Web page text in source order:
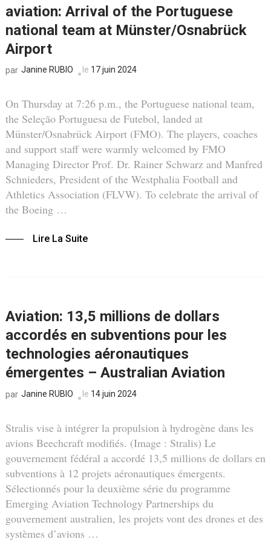
aviation: Arrival of the Portuguese
national team at Münster/Osnabrück
Airport
par Janine RUBIO le 17 juin 2024
On Thursday at 7:26 p.m., the Portuguese national team,
the Seleção Portuguesa de Futebol, landed at
Münster/Osnabrück Airport (FMO). The players, coaches
and support staff were warmly welcomed by FMO
Managing Director Prof. Dr. Rainer Schwarz and Manfred
Schnieders, President of the Westphalia Football and
Athletics Association (FLVW). To celebrate the arrival of
the Boeing …
Lire La Suite
Aviation: 13,5 millions de dollars
accordés en subventions pour les
technologies aéronautiques
émergentes – Australian Aviation
par Janine RUBIO le 14 juin 2024
Stralis vise à intégrer la propulsion à hydrogène dans les
avions Beechcraft modifiés. (Image : Stralis) Le
gouvernement fédéral a accordé 13,5 millions de dollars en
subventions à 12 projets aéronautiques émergents.
Sélectionnés pour la deuxième série du programme
Emerging Aviation Technology Partnerships du
gouvernement australien, les projets vont des drones et des
systèmes d’avions …